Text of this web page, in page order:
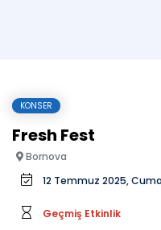
KONSER
Fresh Fest
Bornova
12 Temmuz 2025,
Geçmiş Etkinlik